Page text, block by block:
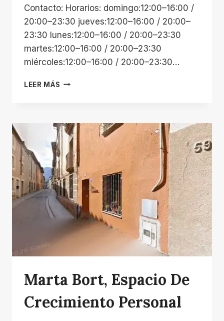
Contacto: Horarios: domingo:12:00–16:00 /
20:00–23:30 jueves:12:00–16:00 / 20:00–
23:30 lunes:12:00–16:00 / 20:00–23:30
martes:12:00–16:00 / 20:00–23:30
miércoles:12:00–16:00 / 20:00–23:30…
LEER MÁS PISCINA
Marta Bort, Espacio De
Crecimiento Personal